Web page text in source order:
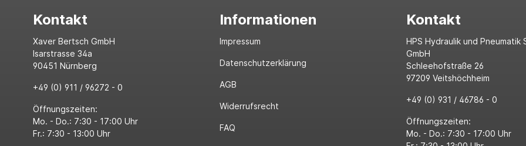
Kontakt
Xaver Bertsch GmbH
Isarstrasse 34a
90451 Nürnberg
+49 (0) 911 / 96272 - 0
Öffnungszeiten:
Mo. - Do.: 7:30 - 17:00 Uhr
Fr.: 7:30 - 13:00 Uhr
Informationen
Impressum
Datenschutzerklärung
AGB
Widerrufsrecht
FAQ
Kontakt
HPS Hydraulik und Pneumatik
GmbH
Schleehofstraße 26
97209 Veitshöchheim
+49 (0) 931 / 46786 - 0
Öffnungszeiten:
Mo. - Do.: 7:30 - 17:00 Uhr